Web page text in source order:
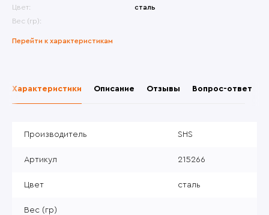
Цвет:
сталь
Вес (гр):
Перейти к характеристикам
Характеристики Описание Отзывы Вопрос-ответ
Производитель SHS
Артикул 215266
Цвет сталь
Вес (гр)